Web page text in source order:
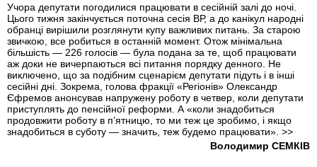
Учора депутати погодилися працювати в сесійній залі до ночі.
Цього тижня закінчується поточна сесія ВР, а до канікул народні
обранці вирішили розглянути купу важливих питань. За старою
звичкою, все робиться в останній момент. Отож мінімальна
більшість — 226 голосів — була подана за те, щоб працювати
аж доки не вичерпаються всі питання порядку денного. Не
виключено, що за подібним сценарієм депутати підуть і в інші
сесійні дні. Зокрема, голова фракції «Регіонів» Олександр
Єфремов анонсував напружену роботу в четвер, коли депутати
приступлять до пенсійної реформи. А «коли знадобиться
продовжити роботу в п’ятницю, то ми теж це зробимо, і якщо
знадобиться в суботу — значить, теж будемо працювати». >>
Володимир СЕМКІВ